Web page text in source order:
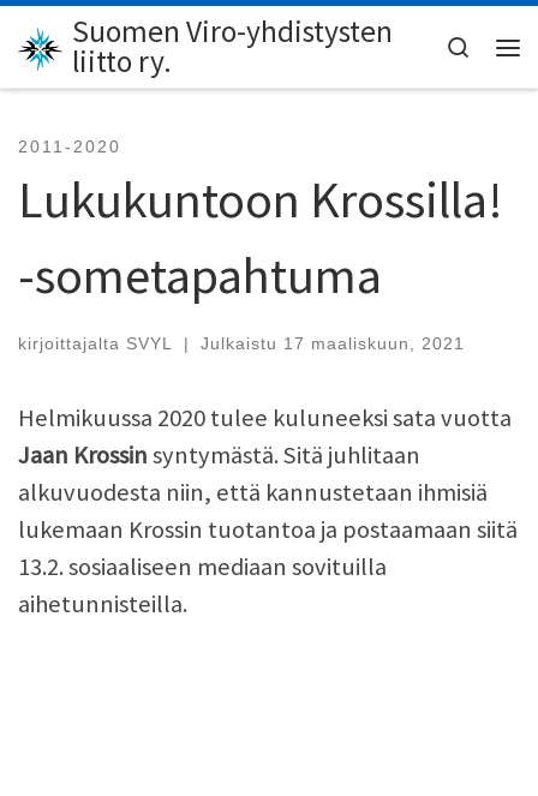
Skip to content
Suomen Viro-yhdistysten
liitto ry.
Search
2011-2020
Lukukuntoon Krossilla!
-sometapahtuma
kirjoittajalta SVYL | Julkaistu 17 maaliskuun, 2021
Helmikuussa 2020 tulee kuluneeksi sata vuotta
Jaan Krossinsyntymästä. Sitä juhlitaan
alkuvuodesta niin, että kannustetaan ihmisiä
lukemaan Krossin tuotantoa ja postaamaan siitä
13.2. sosiaaliseen mediaan sovituilla
aihetunnisteilla.